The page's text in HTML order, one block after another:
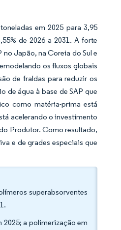
em 2025 para 3,95
de 2026 a 2031. A forte
Japão, na Coreia do Sul e
os fluxos globais
de fraldas para reduzir os
de água à base de SAP que
como matéria-prima está
acelerando o investimento
Produtor. Como resultado,
e de grades especiais que
superabsorventes
a polimerização em